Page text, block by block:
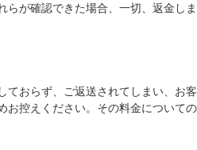
らが確認できた場合、一切、返金しま
ておらず、ご返送されてしまい、お客
お控えください。その料金についての